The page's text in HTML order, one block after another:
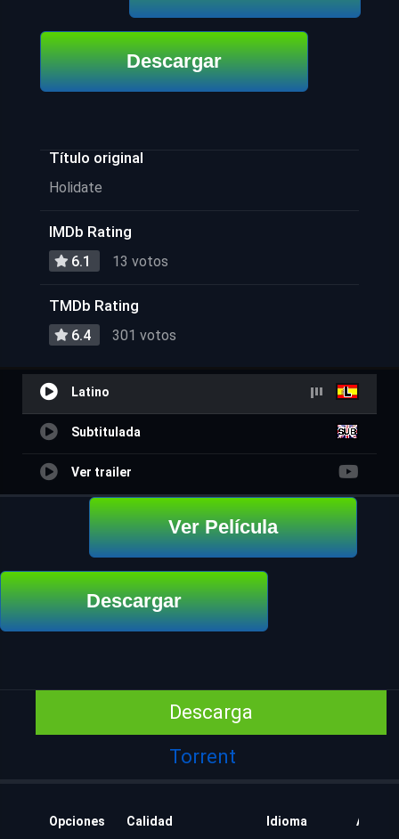
Descargar
Título original
Holidate
IMDb Rating
6.1 13 votos
TMDb Rating
6.4 301 votos
Latino
Subtitulada
Ver trailer
Ver Película
Descargar
Descarga
Torrent
Opciones Calidad Idioma